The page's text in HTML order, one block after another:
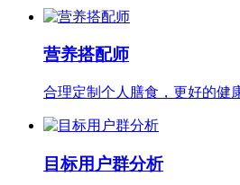
营养搭配师
合理定制个人膳食，更好的健
目标用户群分析